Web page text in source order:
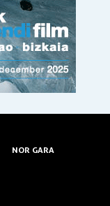
NOR GARA